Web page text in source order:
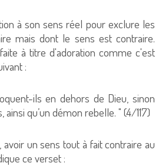
à son sens réel pour exclure les
mais dont le sens est contraire.
à titre d'adoration comme c'est
:
ils en dehors de Dieu, sinon
qu’un démon rebelle. " (4/117)
un sens tout à fait contraire au
ce verset :